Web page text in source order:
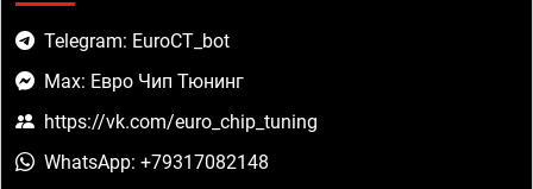
Telegram: EuroCT_bot
Max: Евро Чип Тюнинг
https://vk.com/euro_chip_tuning
WhatsApp: +79317082148